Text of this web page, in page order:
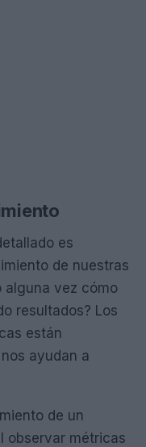
es
de nuestras
alguna vez cómo
resultados? Los
están
ayudan a
de un
observar métricas